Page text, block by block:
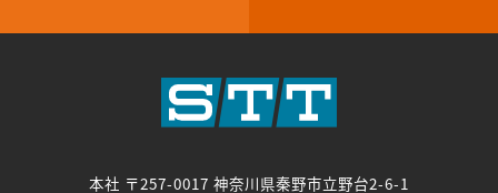
本社 〒257-0017 神奈川県秦野市立野台2-6-1